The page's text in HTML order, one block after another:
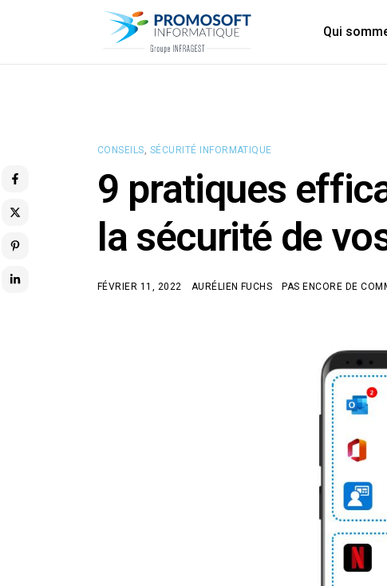
Qui
CONSEILS, SÉCURITÉ INFORMATIQUE
9 pratiques
la sécurité de
FÉVRIER 11, 2022 AURÉLIEN FUCHS PAS ENCORE DE